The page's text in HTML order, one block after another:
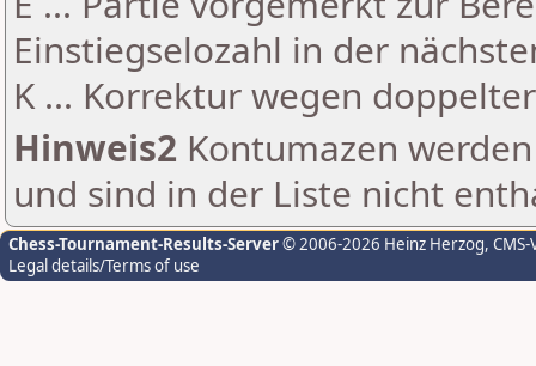
Einstiegselozahl in der
K ... Korrektur wegen
Hinweis2 Kontumazen
und sind in der Liste nicht
Chess-Tournament-Results-Server© 2006-2026 Heinz Herzog,
Legal details/Terms of use